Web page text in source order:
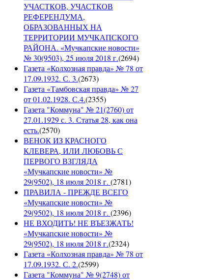
УЧАСТКОВ, УЧАСТКОВ
РЕФЕРЕНДУМА,
ОБРАЗОВАННЫХ НА
ТЕРРИТОРИИ МУЧКАПСКОГО
РАЙОНА. «Мучкапские новости»
№ 30(9503), 25 июля 2018 г.(2694)
Газета «Колхозная правда» № 78 от
17.09.1932. С. 3.(2673)
Газета «Тамбовская правда» № 27
от 01.02.1928. С.4.(2355)
Газета "Коммуна" № 21(2760) от
27.01.1929 с. 3. Статья 28, как она
есть.(2570)
ВЕНОК ИЗ КРАСНОГО
КЛЕВЕРА, ИЛИ ЛЮБОВЬ С
ПЕРВОГО ВЗГЛЯДА
«Мучкапские новости» №
29(9502), 18 июля 2018 г. (2781)
ПРАВИЛА - ПРЕЖДЕ ВСЕГО
«Мучкапские новости» №
29(9502), 18 июля 2018 г. (2396)
НЕ ВХОДИТЬ! НЕ ВЪЕЗЖАТЬ!
«Мучкапские новости» №
29(9502), 18 июля 2018 г.(2324)
Газета «Колхозная правда» № 78 от
17.09.1932. С. 2.(2599)
Газета "Коммуна" № 9(2748) от